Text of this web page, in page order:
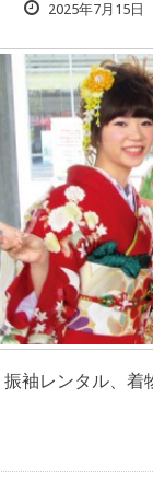
2025年7月15日
袖レンタル、